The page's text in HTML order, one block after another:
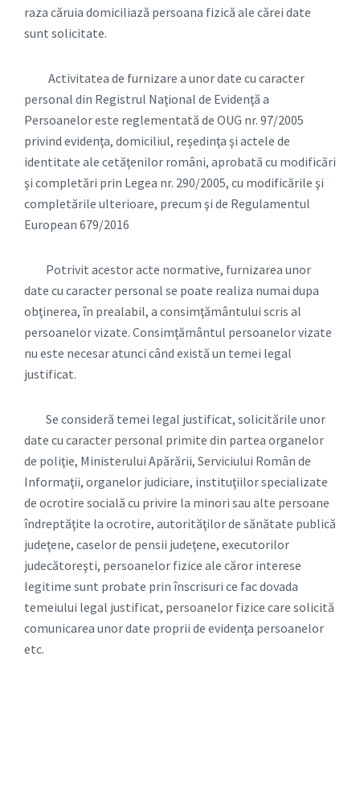
raza căruia domiciliază persoana fizică ale cărei date
sunt solicitate.
Activitatea de furnizare a unor date cu caracter
personal din Registrul Naţional de Evidenţă a
Persoanelor este reglementată de OUG nr. 97/2005
privind evidenţa, domiciliul, reşedinţa şi actele de
identitate ale cetăţenilor români, aprobată cu modificări
şi completări prin Legea nr. 290/2005, cu modificările şi
completările ulterioare, precum şi de Regulamentul
European 679/2016
Potrivit acestor acte normative, furnizarea unor
date cu caracter personal se poate realiza numai dupa
obţinerea, în prealabil, a consimţământului scris al
persoanelor vizate. Consimţământul persoanelor vizate
nu este necesar atunci când există un temei legal
justificat.
Se consideră temei legal justificat, solicitările unor
date cu caracter personal primite din partea organelor
de poliţie, Ministerului Apărării, Serviciului Român de
Informaţii, organelor judiciare, instituţiilor specializate
de ocrotire socială cu privire la minori sau alte persoane
îndreptăţite la ocrotire, autorităţilor de sănătate publică
judeţene, caselor de pensii judeţene, executorilor
judecătoreşti, persoanelor fizice ale căror interese
legitime sunt probate prin înscrisuri ce fac dovada
temeiului legal justificat, persoanelor fizice care solicită
comunicarea unor date proprii de evidenţa persoanelor
etc.